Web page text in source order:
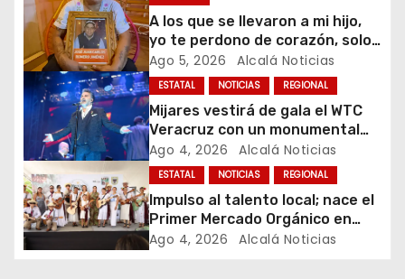
d
e
e
n
t
r
a
A los que se llevaron a mi hijo,
yo te perdono de corazón, solo
dime ¿dónde está mi hijo?,
Maribel, madre de José Juan
Carlos
Ago 5, 2026 Alcalá Noticias
ESTATAL NOTICIAS REGIONAL
Mijares vestirá de gala el WTC
Veracruz con un monumental
show sinfónico por sus 10 años
de gira
Ago 4, 2026 Alcalá Noticias
ESTATAL NOTICIAS REGIONAL
Impulso al talento local; nace el
Primer Mercado Orgánico en
Medellín
Ago 4, 2026 Alcalá Noticias